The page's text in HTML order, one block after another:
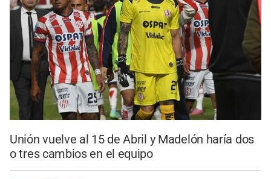
Unión vuelve al 15 de Abril y Madelón haría dos
o tres cambios en el equipo